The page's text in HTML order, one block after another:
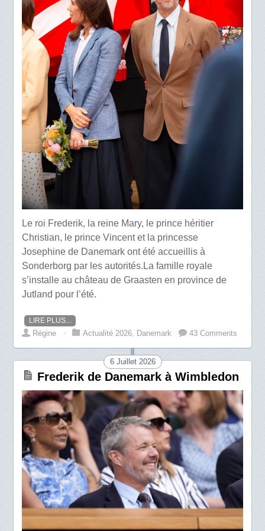
Le roi Frederik, la reine Mary, le prince héritier
Christian, le prince Vincent et la princesse
Josephine de Danemark ont été accueillis à
Sonderborg par les autorités.La famille royale
s’installe au château de Graasten en province de
Jutland pour l’été.
LIRE PLUS...
Régine ⋅ Actualité 2026 Danemark 43 Comments
6 Juillet 2026
Frederik de Danemark à Wimbledon